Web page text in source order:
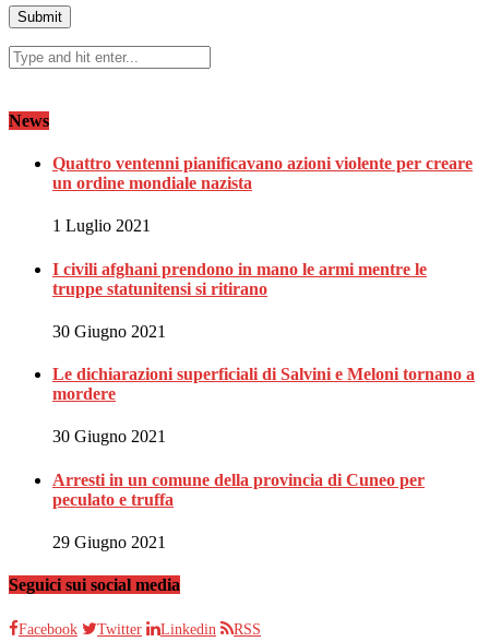
News
Quattro ventenni pianificavano azioni violente per creare
un ordine mondiale nazista
1 Luglio 2021
I civili afghani prendono in mano le armi mentre le
truppe statunitensi si ritirano
30 Giugno 2021
Le dichiarazioni superficiali di Salvini e Meloni tornano a
mordere
30 Giugno 2021
Arresti in un comune della provincia di Cuneo per
peculato e truffa
29 Giugno 2021
Seguici sui social media
Facebook Twitter Linkedin RSS